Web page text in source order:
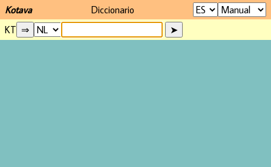
Kotava
Diccionario
KT